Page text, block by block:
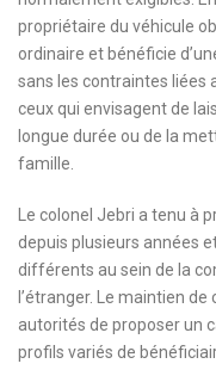
propriétaire du véhicule
ordinaire et bénéficie
sans les contraintes liées
ceux qui envisagent de
longue durée ou de la
famille.
Le colonel Jebri a tenu à
depuis plusieurs années
différents au sein de la
l’étranger. Le maintien
autorités de proposer un
profils variés de